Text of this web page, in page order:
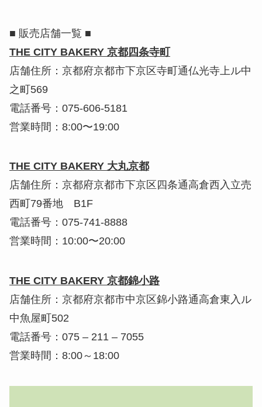
■ 販売店舗一覧 ■
THE CITY BAKERY 京都四条寺町
店舗住所：京都府京都市下京区寺町通仏光寺上ル中
之町569
電話番号：075-606-5181
営業時間：8:00〜19:00
THE CITY BAKERY 大丸京都
店舗住所：京都府京都市下京区四条通高倉西入立売
西町79番地 B1F
電話番号：075-741-8888
営業時間：10:00〜20:00
THE CITY BAKERY 京都錦小路
店舗住所：京都府京都市中京区錦小路通高倉東入ル
中魚屋町502
電話番号：075 – 211 – 7055
営業時間：8:00～18:00